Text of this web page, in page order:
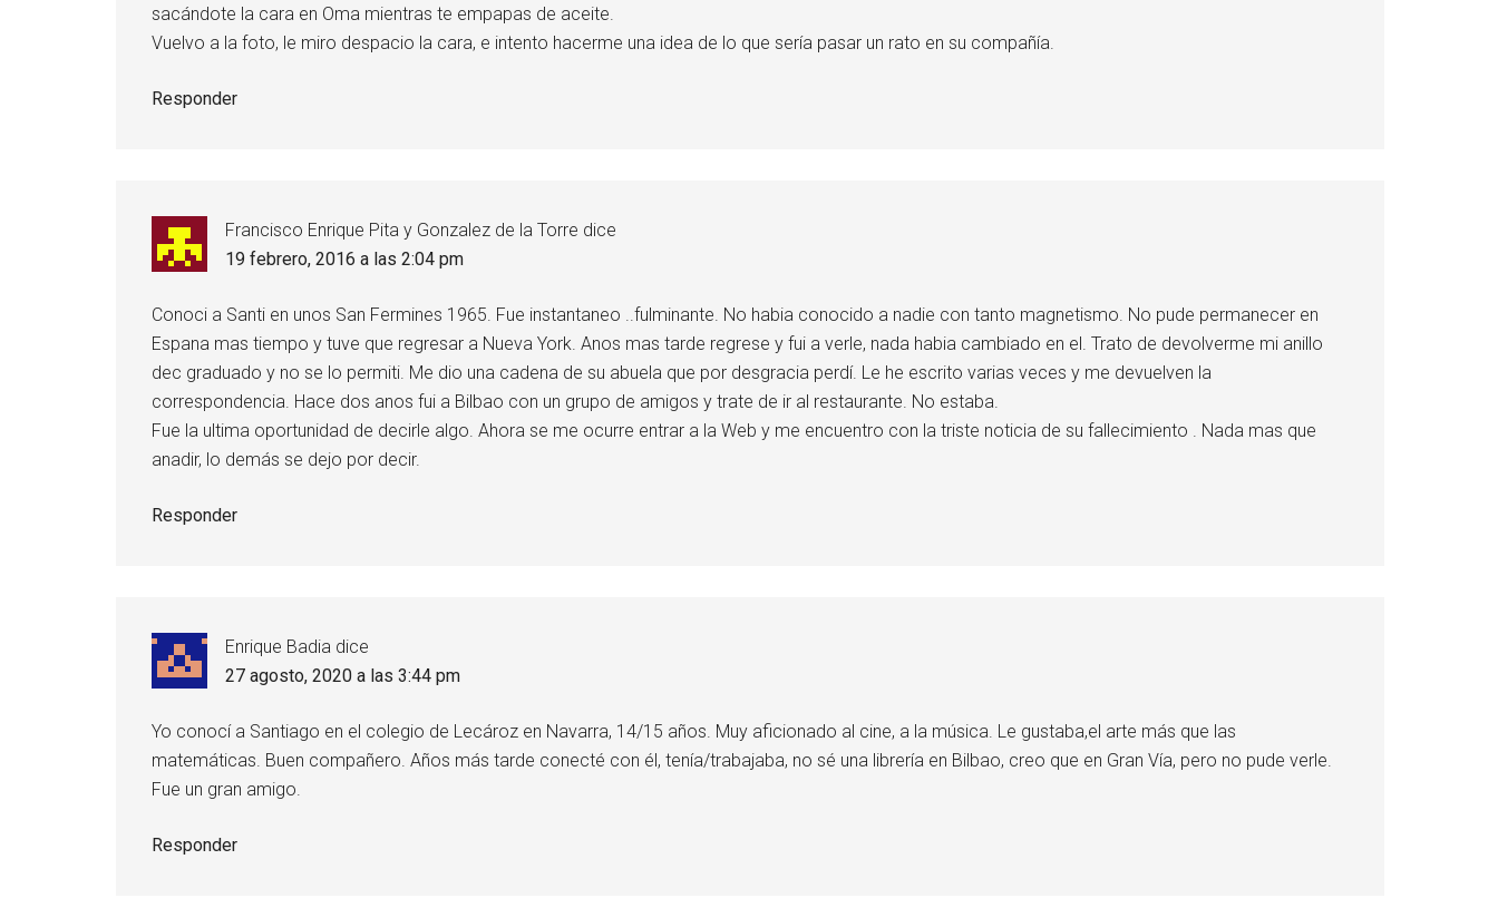
sacándote la cara en Oma mientras te empapas de aceite.
Vuelvo a la foto, le miro despacio la cara, e intento hacerme una idea de lo que sería pasar un rato en su compañía.
Responder
Francisco Enrique Pita y Gonzalez de la Torre dice
19 febrero, 2016 a las 2:04 pm
Conoci a Santi en unos San Fermines 1965. Fue instantaneo ..fulminante. No habia conocido a nadie con tanto magnetismo. No pude permanecer en
Espana mas tiempo y tuve que regresar a Nueva York. Anos mas tarde regrese y fui a verle, nada habia cambiado en el. Trato de devolverme mi anillo
dec graduado y no se lo permiti. Me dio una cadena de su abuela que por desgracia perdí. Le he escrito varias veces y me devuelven la
correspondencia. Hace dos anos fui a Bilbao con un grupo de amigos y trate de ir al restaurante. No estaba.
Fue la ultima oportunidad de decirle algo. Ahora se me ocurre entrar a la Web y me encuentro con la triste noticia de su fallecimiento . Nada mas que
anadir, lo demás se dejo por decir.
Responder
Enrique Badia dice
27 agosto, 2020 a las 3:44 pm
Yo conocí a Santiago en el colegio de Lecároz en Navarra, 14/15 años. Muy aficionado al cine, a la música. Le gustaba,el arte más que las
matemáticas. Buen compañero. Años más tarde conecté con él, tenía/trabajaba, no sé una librería en Bilbao, creo que en Gran Vía, pero no pude verle.
Fue un gran amigo.
Responder